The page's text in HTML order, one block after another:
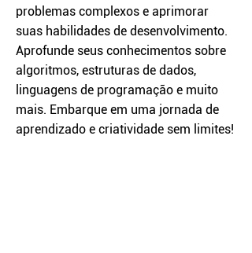
problemas complexos e aprimorar
suas habilidades de desenvolvimento.
Aprofunde seus conhecimentos sobre
algoritmos, estruturas de dados,
linguagens de programação e muito
mais. Embarque em uma jornada de
aprendizado e criatividade sem limites!